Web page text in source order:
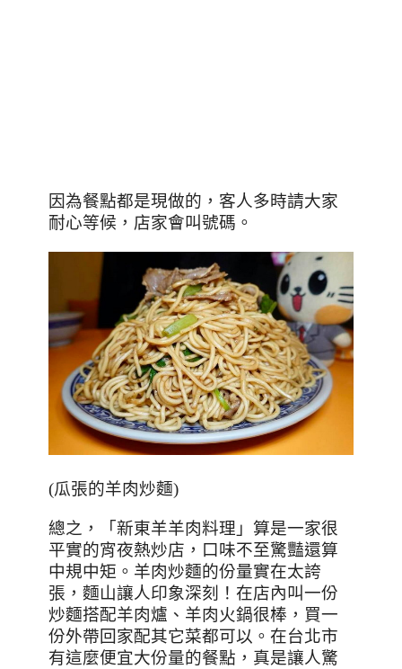
因為餐點都是現做的，客人多時請大家
耐心等候，店家會叫號碼。
(瓜張的羊肉炒麵)
總之，「新東羊羊肉料理」算是一家很
平實的宵夜熱炒店，口味不至驚豔還算
中規中矩。羊肉炒麵的份量實在太誇
張，麵山讓人印象深刻！在店內叫一份
炒麵搭配羊肉爐、羊肉火鍋很棒，買一
份外帶回家配其它菜都可以。在台北市
有這麼便宜大份量的餐點，真是讓人驚